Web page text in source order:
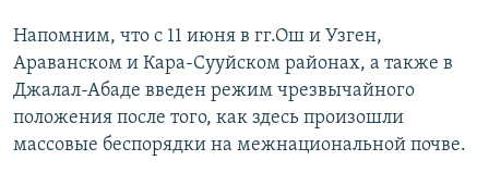
Напомним, что с 11 июня в гг.Ош и Узген,
Араванском и Кара-Сууйском районах, а также в
Джалал-Абаде введен режим чрезвычайного
положения после того, как здесь произошли
массовые беспорядки на межнациональной почве.